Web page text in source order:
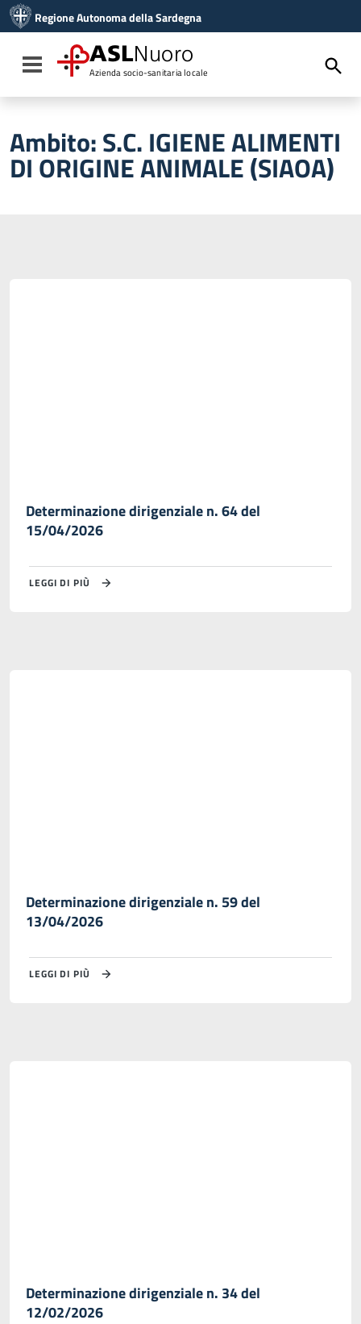
Vai al menu di navigazione
Vai al footer
Regione Autonoma della Sardegna
Toggle navigation
ASLNuoro
Azienda socio-sanitaria locale
Ambito:S.C. IGIENE ALIMENTI
DI ORIGINE ANIMALE (SIAOA)
Determinazione dirigenziale n. 64 del
15/04/2026
LEGGI DI PIÙ
Determinazione dirigenziale n. 59 del
13/04/2026
LEGGI DI PIÙ
Determinazione dirigenziale n. 34 del
12/02/2026